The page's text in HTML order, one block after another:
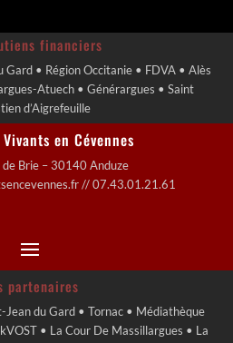
financiers
Gard • Région Occitanie • FDVA • Alès
Atuech • Générargues • Saint
d’Aigrefeuille
en Cévennes
de Brie – 30140 Anduze
// 07.43.01.21.61
partenaires
Jean du Gard • Tornac • Médiathèque
• La Cour De Massillargues • La